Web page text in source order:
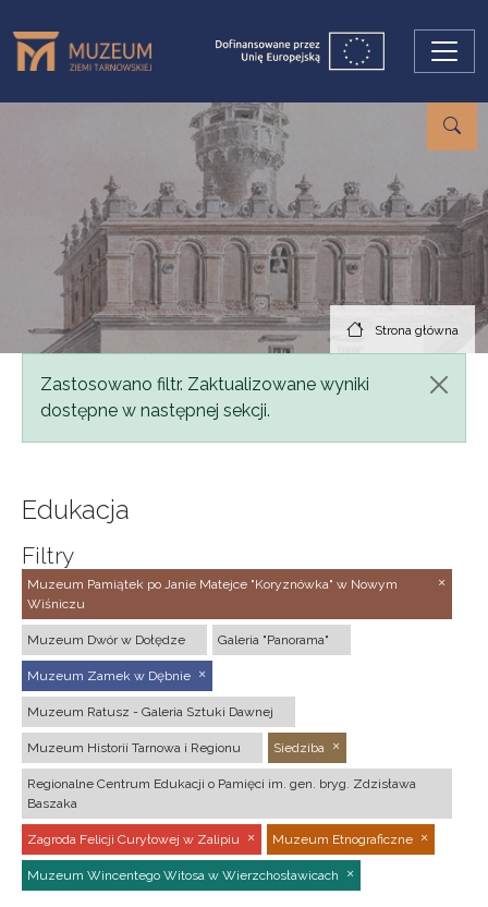
Strona główna
Komunikat
Zastosowano filtr. Zaktualizowane wyniki
dostępne w następnej sekcji.
Edukacja
Filtry
Muzeum Pamiątek po Janie Matejce "Koryznówka" w Nowym
Wiśniczu
Muzeum Dwór w Dołędze Galeria "Panorama"
Muzeum Zamek w Dębnie
Muzeum Ratusz - Galeria Sztuki Dawnej
Muzeum Historii Tarnowa i Regionu Siedziba
Regionalne Centrum Edukacji o Pamięci im. gen. bryg. Zdzisława
Baszaka
Zagroda Felicji Curyłowej w Zalipiu Muzeum Etnograficzne
Muzeum Wincentego Witosa w Wierzchosławicach